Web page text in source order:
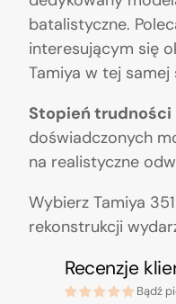
batalistyczne.
interesującym się
Tamiya w tej samej
Stopień trudności
doświadczonych
na realistyczne
Wybierz Tamiya
rekonstrukcji
Recenzje
Bądź